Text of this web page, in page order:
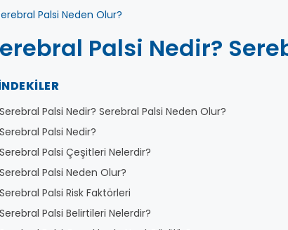
Palsi Neden Olur?
Palsi Nedir?
Serebral Palsi Nedir? Serebral Palsi Neden Olur?
Serebral Palsi Nedir?
Serebral Palsi Çeşitleri Nelerdir?
Serebral Palsi Neden Olur?
Serebral Palsi Risk Faktörleri
Serebral Palsi Belirtileri Nelerdir?